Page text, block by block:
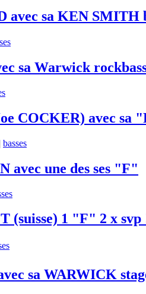
avec sa KEN SMITH
sa Warwick
COCKER) avec sa
basses
avec une des ses "F"
(suisse) 1 "F" 2 x svp
sa WARWICK